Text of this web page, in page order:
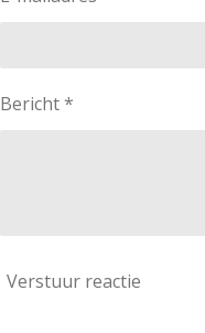
Bericht *
Verstuur reactie